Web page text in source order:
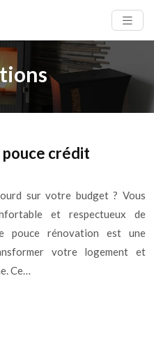
pouce crédit
sur votre budget ? Vous
et respectueux de
pouce rénovation est une
votre logement et
Ce…